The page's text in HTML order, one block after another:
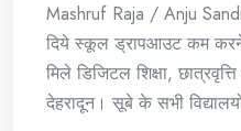
Mashruf Raja / Anju Sandi
दिये स्कूल ड्रापआउट कम करने
मिले डिजिटल शिक्षा,
देहरादून। सूबे के सभी